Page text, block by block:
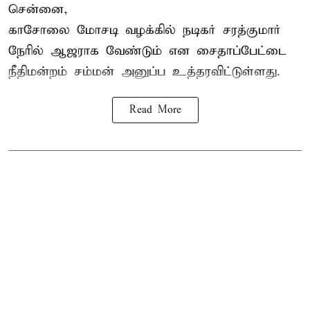
சென்னை,
காசோலை மோசடி வழக்கில் நடிகர் சரத்குமார்
நேரில் ஆஜராக வேண்டும் என சைதாப்பேட்டை
நீதிமன்றம் சம்மன் அனுப்ப உத்தரவிட்டுள்ளது.
Read More